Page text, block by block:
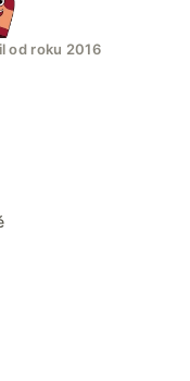
od roku 2016